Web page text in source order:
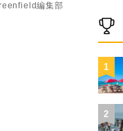
編集部
1
2